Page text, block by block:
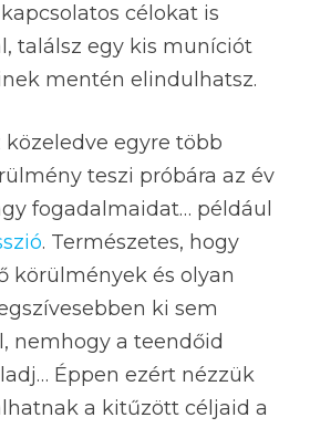
célokat is
találsz egy kis muníciót
mentén elindulhatsz.
egyre több
teszi próbára az év
fogadalmaidat… például
. Természetes, hogy
körülmények és olyan
ki sem
nemhogy a teendőid
Éppen ezért nézzük
a kitűzött céljaid a